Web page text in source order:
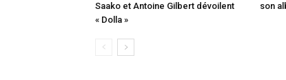
Saako et Antoine Gilbert dévoilent
« Dolla »
son